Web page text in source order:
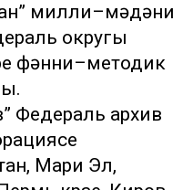
милли–мәдәни
округы
фәнни–методик
Федераль архив
Мари Эл,